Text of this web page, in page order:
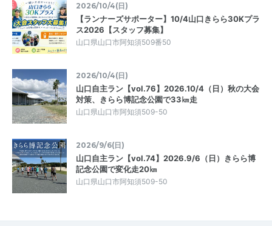
2026/10/4(日)
【ランナーズサポーター】10/4山口きらら30Kプラ
ス2026【スタッフ募集】
山口県山口市阿知須509番50
2026/10/4(日)
山口自主ラン【vol.76】2026.10/4（日）秋の大会
対策、きらら博記念公園で33㎞走
山口県山口市阿知須509-50
2026/9/6(日)
山口自主ラン【vol.74】2026.9/6（日）きらら博
記念公園で変化走20㎞
山口県山口市阿知須509-50